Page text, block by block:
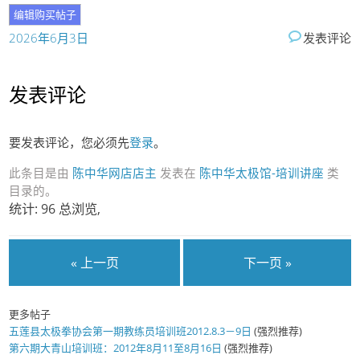
2026年6月3日 发表评论
发表评论
要发表评论，您必须先登录。
此条目是由 陈中华网店店主 发表在 陈中华太极馆-培训讲座 类
目录的。
统计: 96 总浏览,
« 上一页 下一页 »
更多帖子
五莲县太极拳协会第一期教练员培训班2012.8.3－9日 (强烈推荐)
第六期大青山培训班：2012年8月11至8月16日 (强烈推荐)